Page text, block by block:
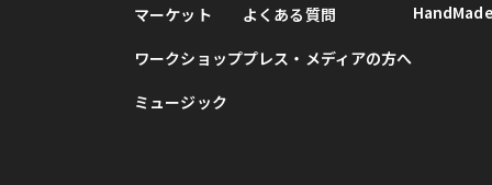
マーケット
ワークショップ
ミュージック
よくある質問
プレス・メディアの方へ